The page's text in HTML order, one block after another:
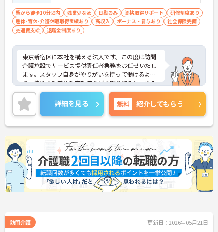
駅から徒歩10分以内 残業少なめ 日勤のみ 資格取得サポート
研修制度あり
産休･育休･介護休暇取得実績あり
高収入 ボーナス・賞与あり
社会保険完備
交通費支給
退職金制度あり
東京新宿区に本社を構える法人です。この度は訪問
介護施設でサービス提供責任者業務をお任せいたし
ます。スタッフ自身がやりがいを持って働けるよ
う、待遇の改善や教育制度などの取り組みに力を入
れています。IT事業本部が作成した事務処理ソフト
を導入しており、事務作業は少なく、その分ご利用
者様への対応を重視することもできます。入社後の
研修はもちろん、介護技術研修、PC研修、マナー研
修、資格取得のための勉強会等ステップに応じて用
意されており安心してご就業いただけます。
ご興味を持たれた方は面接対策ポイントや求人の詳
細などお話しいたしますのでお気軽にお問い合わせ
下さい。
詳細を見る 無料 紹介してもらう
訪問介護 更新日：2026年05月21日